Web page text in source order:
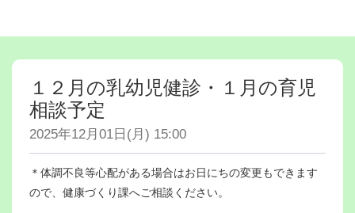
１２月の乳幼児健診・１月の育児
相談予定
2025年12月01日(月) 15:00
＊体調不良等心配がある場合はお日にちの変更もできます
ので、健康づくり課へご相談ください。